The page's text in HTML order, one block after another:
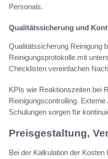
Personals.
Qualitätssicherung und
Qualitätssicherung Reinigung
Reinigungsprotokolle mit
Checklisten vereinfachen
KPIs wie Reaktionszeiten bei
Reinigungscontrolling.
Schulungen sorgen für
Preisgestaltung,
Bei der Kalkulation der